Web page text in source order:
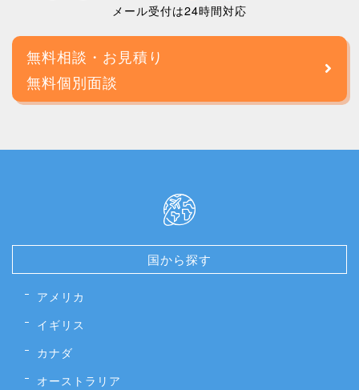
メール受付は24時間対応
無料相談・お見積り
無料個別面談
国から探す
アメリカ
イギリス
カナダ
オーストラリア